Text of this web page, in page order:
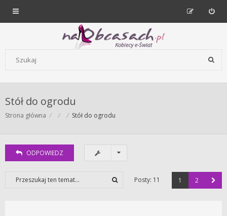
Forum dla kobiet | NaObcasach.pl
Stół do ogrodu
Strona główna Stół do ogrodu
ODPOWIEDZ
Posty: 11 1 2